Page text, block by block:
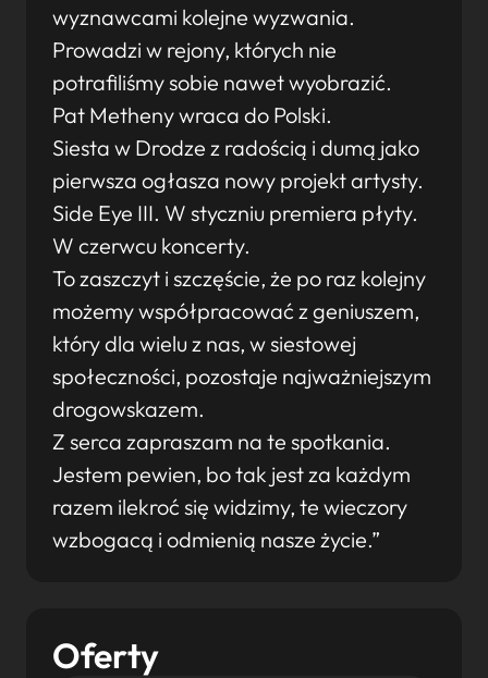
wyznawcami kolejne wyzwania.
Prowadzi w rejony, których nie
potrafiliśmy sobie nawet wyobrazić.
Pat Metheny wraca do Polski.
Siesta w Drodze z radością i dumą jako
pierwsza ogłasza nowy projekt artysty.
Side Eye III. W styczniu premiera płyty.
W czerwcu koncerty.
To zaszczyt i szczęście, że po raz kolejny
możemy współpracować z geniuszem,
który dla wielu z nas, w siestowej
społeczności, pozostaje najważniejszym
drogowskazem.
Z serca zapraszam na te spotkania.
Jestem pewien, bo tak jest za każdym
razem ilekroć się widzimy, te wieczory
wzbogacą i odmienią nasze życie.”
Oferty